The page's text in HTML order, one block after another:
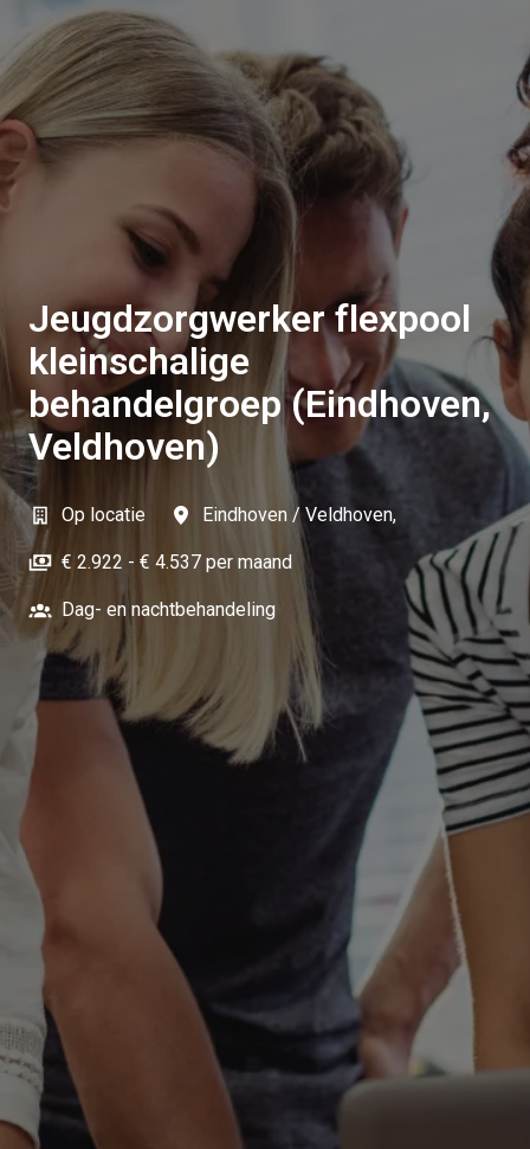
Jeugdzorgwerker flexpool
kleinschalige
behandelgroep (Eindhoven,
Veldhoven)
Op locatie Eindhoven / Veldhoven,
€ 2.922 - € 4.537 per maand
Dag- en nachtbehandeling